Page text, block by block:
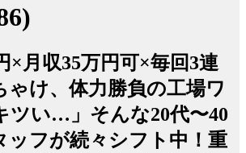
×月収35万円可×毎回3連
ゃけ、体力勝負の工場ワ
ツい…」そんな20代〜40
ッフが続々シフト中！重